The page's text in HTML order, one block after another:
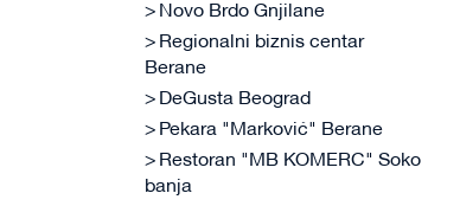
Novo Brdo Gnjilane
Regionalni biznis centar
Berane
DeGusta Beograd
Pekara "Marković" Berane
Restoran "MB KOMERC" Soko
banja